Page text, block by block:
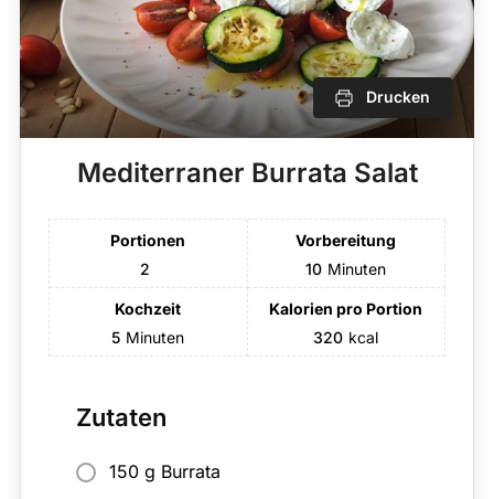
Drucken
Mediterraner Burrata Salat
Portionen
2
Vorbereitung
10 Minuten
Kochzeit
5 Minuten
Kalorien pro Portion
320 kcal
Zutaten
150 g Burrata